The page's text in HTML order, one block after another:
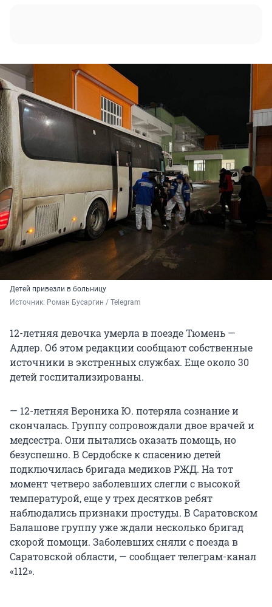
Детей привезли в больницу
Источник: Роман Бусаргин / Telegram
12-летняя девочка умерла в поезде Тюмень —
Адлер. Об этом редакции сообщают собственные
источники в экстренных службах. Еще около 30
детей госпитализированы.
— 12-летняя Вероника Ю. потеряла сознание и
скончалась. Группу сопровождали двое врачей и
медсестра. Они пытались оказать помощь, но
безуспешно. В Сердобске к спасению детей
подключилась бригада медиков РЖД. На тот
момент четверо заболевших слегли с высокой
температурой, еще у трех десятков ребят
наблюдались признаки простуды. В Саратовском
Балашове группу уже ждали несколько бригад
скорой помощи. Заболевших сняли с поезда в
Саратовской области, — сообщает телеграм-канал
«112».